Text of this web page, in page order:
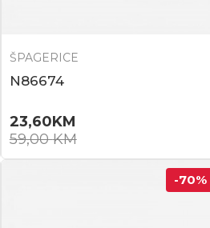
ŠPAGERICE
N86674
23,60KM
59,00KM
-70%